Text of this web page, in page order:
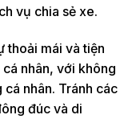
vụ chia sẻ xe.
thoải mái và tiện
nhân, với không
nhân. Tránh các
đúc và di